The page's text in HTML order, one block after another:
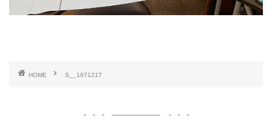
HOME S__1671217